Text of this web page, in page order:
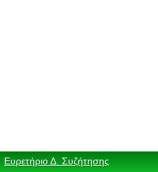
Ευρετήριο Δ. Συζήτησης